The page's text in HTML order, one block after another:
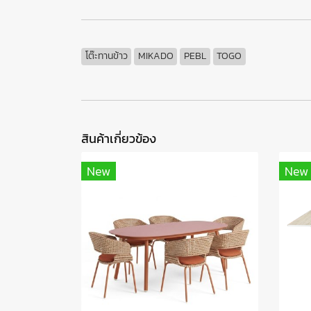
โต๊ะทานข้าว MIKADO PEBL TOGO
สินค้าเกี่ยวข้อง
New
New